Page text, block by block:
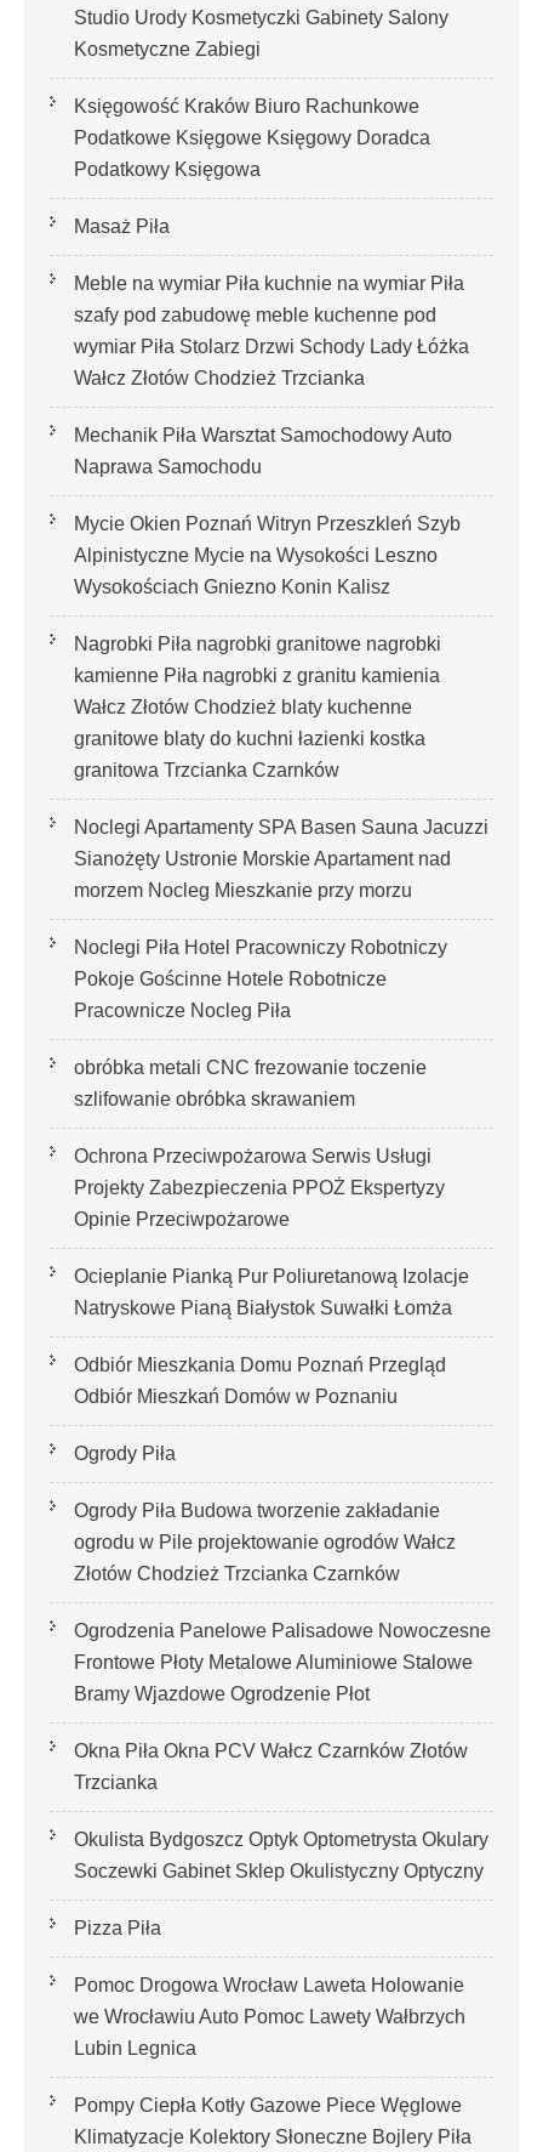
Studio Urody Kosmetyczki Gabinety Salony
Kosmetyczne Zabiegi
Księgowość Kraków Biuro Rachunkowe
Podatkowe Księgowe Księgowy Doradca
Podatkowy Księgowa
Masaż Piła
Meble na wymiar Piła kuchnie na wymiar Piła
szafy pod zabudowę meble kuchenne pod
wymiar Piła Stolarz Drzwi Schody Lady Łóżka
Wałcz Złotów Chodzież Trzcianka
Mechanik Piła Warsztat Samochodowy Auto
Naprawa Samochodu
Mycie Okien Poznań Witryn Przeszkleń Szyb
Alpinistyczne Mycie na Wysokości Leszno
Wysokościach Gniezno Konin Kalisz
Nagrobki Piła nagrobki granitowe nagrobki
kamienne Piła nagrobki z granitu kamienia
Wałcz Złotów Chodzież blaty kuchenne
granitowe blaty do kuchni łazienki kostka
granitowa Trzcianka Czarnków
Noclegi Apartamenty SPA Basen Sauna Jacuzzi
Sianożęty Ustronie Morskie Apartament nad
morzem Nocleg Mieszkanie przy morzu
Noclegi Piła Hotel Pracowniczy Robotniczy
Pokoje Gościnne Hotele Robotnicze
Pracownicze Nocleg Piła
obróbka metali CNC frezowanie toczenie
szlifowanie obróbka skrawaniem
Ochrona Przeciwpożarowa Serwis Usługi
Projekty Zabezpieczenia PPOŻ Ekspertyzy
Opinie Przeciwpożarowe
Ocieplanie Pianką Pur Poliuretanową Izolacje
Natryskowe Pianą Białystok Suwałki Łomża
Odbiór Mieszkania Domu Poznań Przegląd
Odbiór Mieszkań Domów w Poznaniu
Ogrody Piła
Ogrody Piła Budowa tworzenie zakładanie
ogrodu w Pile projektowanie ogrodów Wałcz
Złotów Chodzież Trzcianka Czarnków
Ogrodzenia Panelowe Palisadowe Nowoczesne
Frontowe Płoty Metalowe Aluminiowe Stalowe
Bramy Wjazdowe Ogrodzenie Płot
Okna Piła Okna PCV Wałcz Czarnków Złotów
Trzcianka
Okulista Bydgoszcz Optyk Optometrysta Okulary
Soczewki Gabinet Sklep Okulistyczny Optyczny
Pizza Piła
Pomoc Drogowa Wrocław Laweta Holowanie
we Wrocławiu Auto Pomoc Lawety Wałbrzych
Lubin Legnica
Pompy Ciepła Kotły Gazowe Piece Węglowe
Klimatyzacje Kolektory Słoneczne Bojlery Piła